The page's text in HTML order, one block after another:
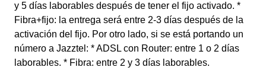
y 5 días laborables después de tener el fijo activado. *
Fibra+fijo: la entrega será entre 2-3 días después de la
activación del fijo. Por otro lado, si se está portando un
número a Jazztel: * ADSL con Router: entre 1 o 2 días
laborables. * Fibra: entre 2 y 3 días laborables.